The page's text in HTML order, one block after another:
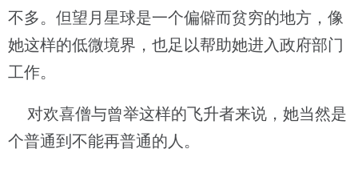
不多。但望月星球是一个偏僻而贫穷的地方，像
她这样的低微境界，也足以帮助她进入政府部门
工作。
对欢喜僧与曾举这样的飞升者来说，她当然是
个普通到不能再普通的人。